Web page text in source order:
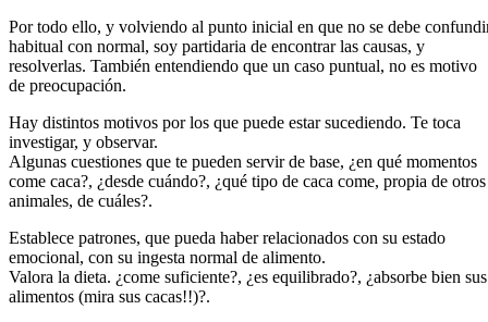
Por todo ello, y volviendo al punto inicial en que no se debe
habitual con normal, soy partidaria de encontrar las causas, y
resolverlas. También entendiendo que un caso puntual, no es motivo
de preocupación.
Hay distintos motivos por los que puede estar sucediendo. Te toca
investigar, y observar.
Algunas cuestiones que te pueden servir de base, ¿en qué momentos
come caca?, ¿desde cuándo?, ¿qué tipo de caca come, propia de otros
animales, de cuáles?.
Establece patrones, que pueda haber relacionados con su estado
emocional, con su ingesta normal de alimento.
Valora la dieta. ¿come suficiente?, ¿es equilibrado?, ¿absorbe bien sus
alimentos (mira sus cacas!!)?.